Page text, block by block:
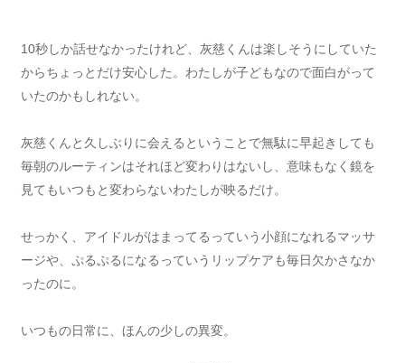
10秒しか話せなかったけれど、灰慈くんは楽しそうにしていた
からちょっとだけ安心した。わたしが子どもなので面白がって
いたのかもしれない。
灰慈くんと久しぶりに会えるということで無駄に早起きしても
毎朝のルーティンはそれほど変わりはないし、意味もなく鏡を
見てもいつもと変わらないわたしが映るだけ。
せっかく、アイドルがはまってるっていう小顔になれるマッサ
ージや、ぷるぷるになるっていうリップケアも毎日欠かさなか
ったのに。
いつもの日常に、ほんの少しの異変。